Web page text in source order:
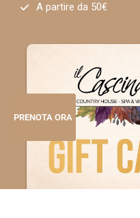
A partire da 50€
PRENOTA ORA